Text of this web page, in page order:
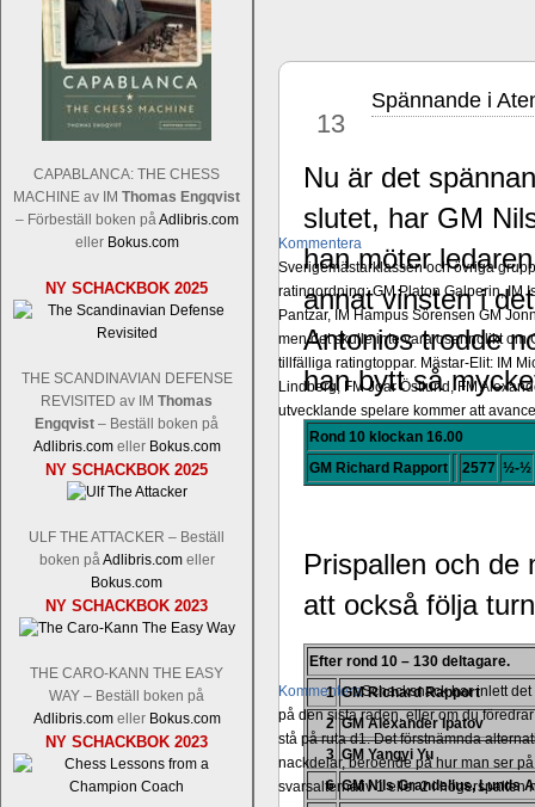
CAPABLANCA: THE CHESS
MACHINE av IM Thomas Engqvist
– Förbeställ boken påAdlibris.com
eller Bokus.com
NY SCHACKBOK 2025
THE SCANDINAVIAN DEFENSE
REVISITED av IM Thomas
Engqvist – Beställ boken på
Adlibris.comeller Bokus.com
NY SCHACKBOK 2025
ULF THE ATTACKER – Beställ
boken påAdlibris.comeller
Bokus.com
NY SCHACKBOK 2023
THE CARO-KANN THE EASY
WAY – Beställ boken på
Adlibris.comeller Bokus.com
NY SCHACKBOK 2023
Kommentera
Sverigemästarklassen och övriga
ratingordning: GM Platon Galperin, IM
Pantzar, IM Hampus Sörensen GM
men det skulle inte vara osannolikt om
tillfälliga ratingtoppar. Mästar-Elit: IM
Lindberg, FM Joar Östlund, FM
utvecklande spelare kommer att
KommenteraSchacksnack har inlett
på den sista raden, eller om du
stå på ruta d1. Det förstnämnda
nackdelar, beroende på hur man ser
svarsalternativ 1 eller 2 i högerspalten
13
Spännande i
Nu är det
slutet, har GM
han möter
annat vinsten i
Antonios trodde
han bytt så
Rond 10 klockan 16.00
GM Richard Rapport
2577 ½-½
Prispallen och de
att också följa
Efter rond 10 – 130 deltagare.
1 GM Richard Rapport
2 GM Alexander Ipatov
3 GM Yangyi Yu
6 GM Nils Grandelius, Lunds